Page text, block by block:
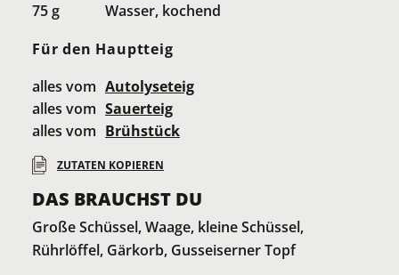
75g
Wasser, kochend
Für den Hauptteig
alles vom Autolyseteig
alles vom Sauerteig
alles vom Brühstück
ZUTATEN KOPIEREN
DAS BRAUCHST DU
Große Schüssel, Waage, kleine Schüssel,
Rührlöffel, Gärkorb, Gusseiserner Topf